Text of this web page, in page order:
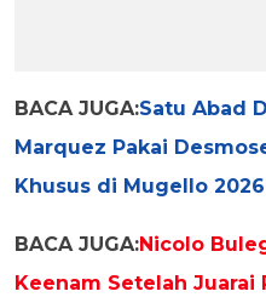
BACA JUGA:Satu Abad
Marquez Pakai
Khusus di Mugello 2026
BACA JUGA:Nicolo
Keenam Setelah Juarai